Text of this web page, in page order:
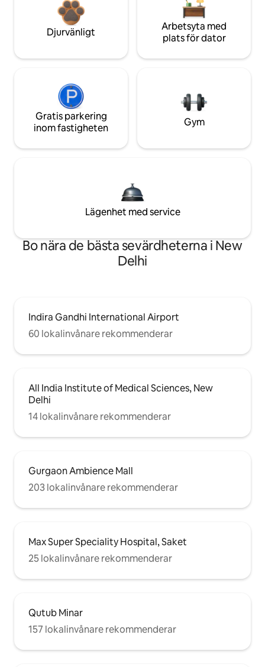
Djurvänligt
Arbetsyta med
plats för dator
Gratis parkering
inom fastigheten
Gym
Lägenhet med service
Bo nära de bästa sevärdheterna i New
Delhi
Indira Gandhi International Airport
60 lokalinvånare rekommenderar
All India Institute of Medical Sciences, New
Delhi
14 lokalinvånare rekommenderar
Gurgaon Ambience Mall
203 lokalinvånare rekommenderar
Max Super Speciality Hospital, Saket
25 lokalinvånare rekommenderar
Qutub Minar
157 lokalinvånare rekommenderar